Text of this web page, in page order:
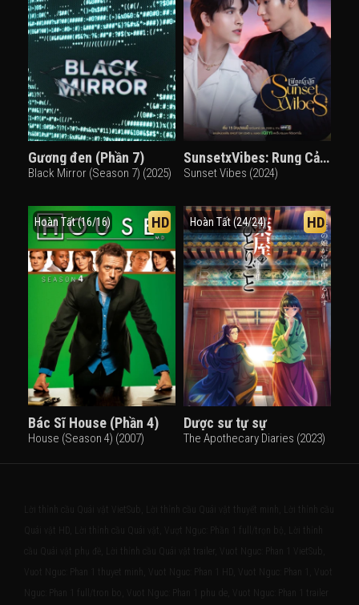
Gương đen (Phần 7)
Black Mirror (Season 7) (2025)
SunsetxVibes: Rung Cảm Hoàng Hôn
Sunset Vibes (2024)
Hoàn Tất (16/16) HD
Bác Sĩ House (Phần 4)
House (Season 4) (2007)
Hoàn Tất (24/24) HD
Dược sư tự sự
The Apothecary Diaries (2023)
Lời thỉnh cầu Quái vật VietSub, Lời thỉnh cầu Quái vật thuyết minh, Lời thỉnh cầu
Quái vật HD, Lời thỉnh cầu Quái vật, Vượt Ngục: Phần 1 full/trọn bộ, Lời thỉnh
cầu Quái vật phụ đề, Lời thỉnh cầu Quái vật trailer, Vuot Nguc: Phan 1 VietSub,
Vuot Nguc: Phan 1 thuyet minh, Vuot Nguc: Phan 1 HD, Vuot Nguc: Phan 1, Vuot
Nguc: Phan 1 full/tron bo, Vuot Nguc: Phan 1 phu de, Vuot Nguc: Phan 1 trailer